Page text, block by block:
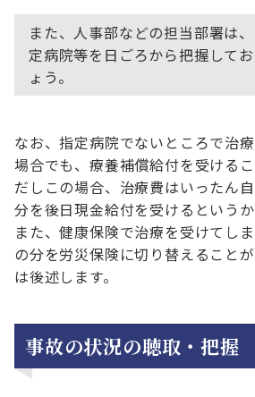
また、人事部などの担当部署は
定病院等を日ごろから把握して
ょう。
なお、指定病院でないところで治
場合でも、療養補償給付を受ける
だしこの場合、治療費はいったん
分を後日現金給付を受けるというか
また、健康保険で治療を受けてし
の分を労災保険に切り替えること
は後述します。
事故の状況の聴取・把握